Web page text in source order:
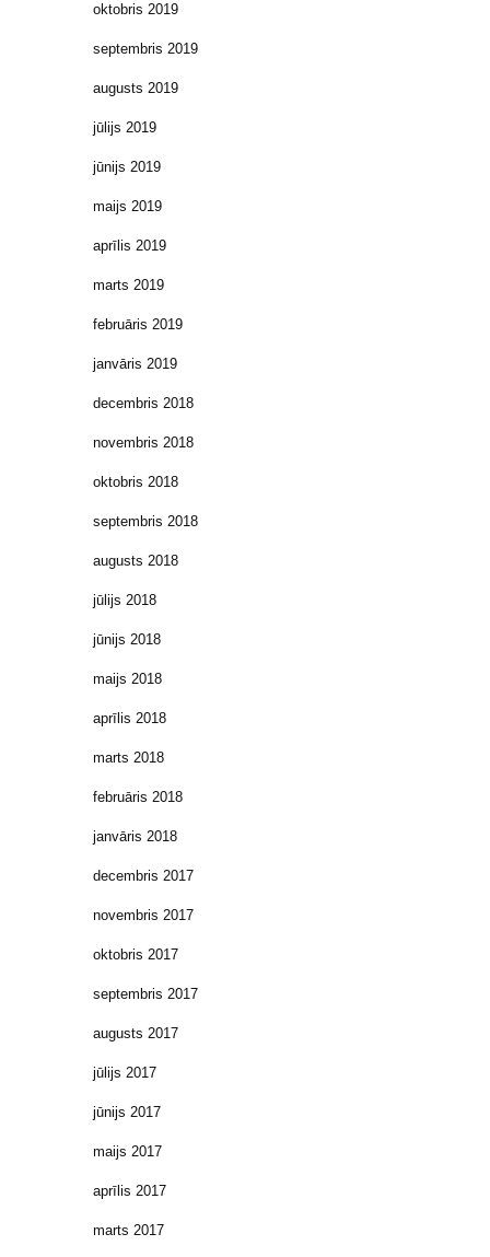
oktobris 2019
septembris 2019
augusts 2019
jūlijs 2019
jūnijs 2019
maijs 2019
aprīlis 2019
marts 2019
februāris 2019
janvāris 2019
decembris 2018
novembris 2018
oktobris 2018
septembris 2018
augusts 2018
jūlijs 2018
jūnijs 2018
maijs 2018
aprīlis 2018
marts 2018
februāris 2018
janvāris 2018
decembris 2017
novembris 2017
oktobris 2017
septembris 2017
augusts 2017
jūlijs 2017
jūnijs 2017
maijs 2017
aprīlis 2017
marts 2017